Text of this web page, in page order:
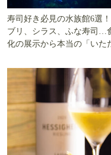
寿司好き必見の水族館6選
ブリ、シラス、ふな寿司…
化の展示から本当の「いた